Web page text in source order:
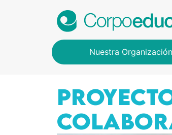
Nuestra Organización